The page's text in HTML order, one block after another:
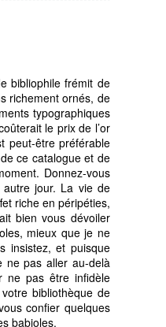
bibliophile frémit de
richement ornés, de
typographiques
le prix de l’or
peut-être préférable
ce catalogue et de
Donnez-vous
autre jour. La vie de
riche en péripéties,
bien vous dévoiler
mieux que je ne
insistez, et puisque
ne pas aller au-delà
ne pas être infidèle
bibliothèque de
confier quelques
babioles.